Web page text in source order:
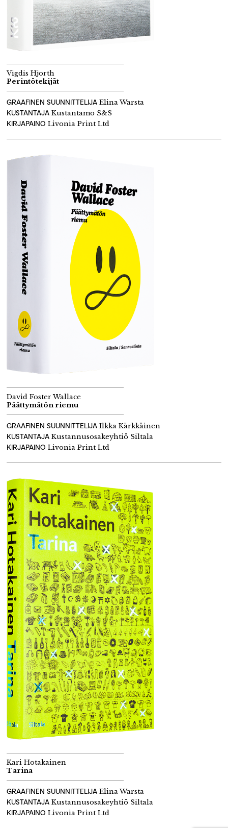
Vigdis Hjorth
Perintötekijät
GRAAFINEN SUUNNITTELIJA Elina Warsta
KUSTANTAJA Kustantamo S&S
KIRJAPAINO Livonia Print Ltd
David Foster Wallace
Päättymätön riemu
GRAAFINEN SUUNNITTELIJA Ilkka Kärkkäinen
KUSTANTAJA Kustannusosakeyhtiö Siltala
KIRJAPAINO Livonia Print Ltd
Kari Hotakainen
Tarina
GRAAFINEN SUUNNITTELIJA Elina Warsta
KUSTANTAJA Kustannusosakeyhtiö Siltala
KIRJAPAINO Livonia Print Ltd